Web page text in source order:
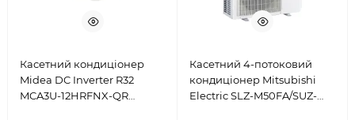
Касетний кондиціонер
Midea DC Inverter R32
MCA3U-12HRFNX-QR
Касетний 4-потоковий
кондиціонер Mitsubishi
Electric SLZ-M50FA/SUZ-